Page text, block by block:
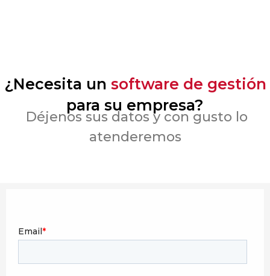
¿Necesita un software de gestión
para su empresa?
Déjenos sus datos y con gusto lo
atenderemos